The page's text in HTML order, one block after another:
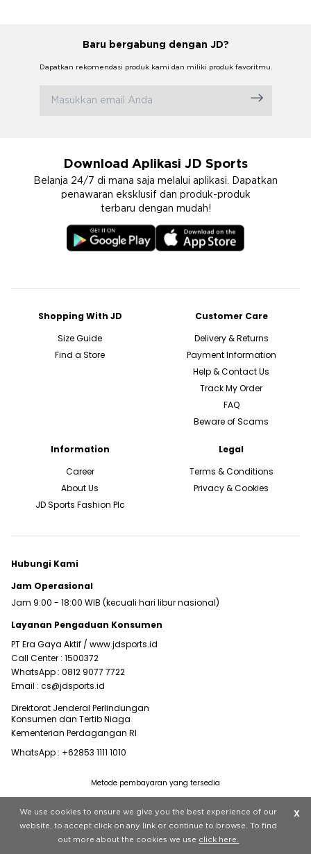
Baru bergabung dengan JD?
Dapatkan rekomendasi produk kami dan miliki produk favoritmu.
Download Aplikasi JD Sports
Belanja 24/7 di mana saja melalui aplikasi. Dapatkan
penawaran eksklusif dan produk-produk
terbaru dengan mudah!
Shopping With JD
Size Guide
Find a Store
Customer Care
Delivery & Returns
Payment Information
Help & Contact Us
Track My Order
FAQ
Beware of Scams
Information
Career
About Us
JD Sports Fashion Plc
Legal
Terms & Conditions
Privacy & Cookies
Hubungi Kami
Jam Operasional
Jam 9:00 - 18:00 WIB (kecuali hari libur nasional)
Layanan Pengaduan Konsumen
PT Era Gaya Aktif / www.jdsports.id
Call Center : 1500372
WhatsApp : 0812 9077 7722
Email : cs@jdsports.id
Direktorat Jenderal Perlindungan
Konsumen dan Tertib Niaga
Kementerian Perdagangan RI
WhatsApp : +62853 1111 1010
Copyright © 2022 JD Sports All rights reserved.
Metode pembayaran yang tersedia
We use cookies to ensure we give you the best experience of our
website, to accept click on any link or continue to browse. To find
out more about the cookies we use click here.
X